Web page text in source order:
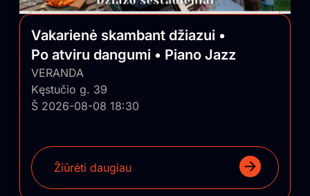
Vakarienė skambant džiazui •
Po atviru dangumi • Piano Jazz
VERANDA
Kęstučio g. 39
Š 2026-08-08 18:30
Žiūrėti daugiau